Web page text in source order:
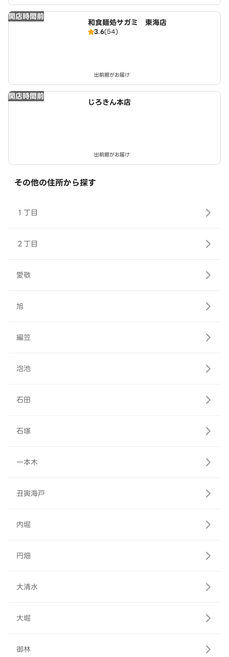
開店時間前
和食麺処サガミ 東海店
3.6(54)
出前館がお届け
開店時間前
じろきん本店
出前館がお届け
その他の住所から探す
１丁目
２丁目
愛敬
旭
編笠
泡池
石田
石塚
一本木
丑寅海戸
内堀
円畑
大清水
大堀
御林